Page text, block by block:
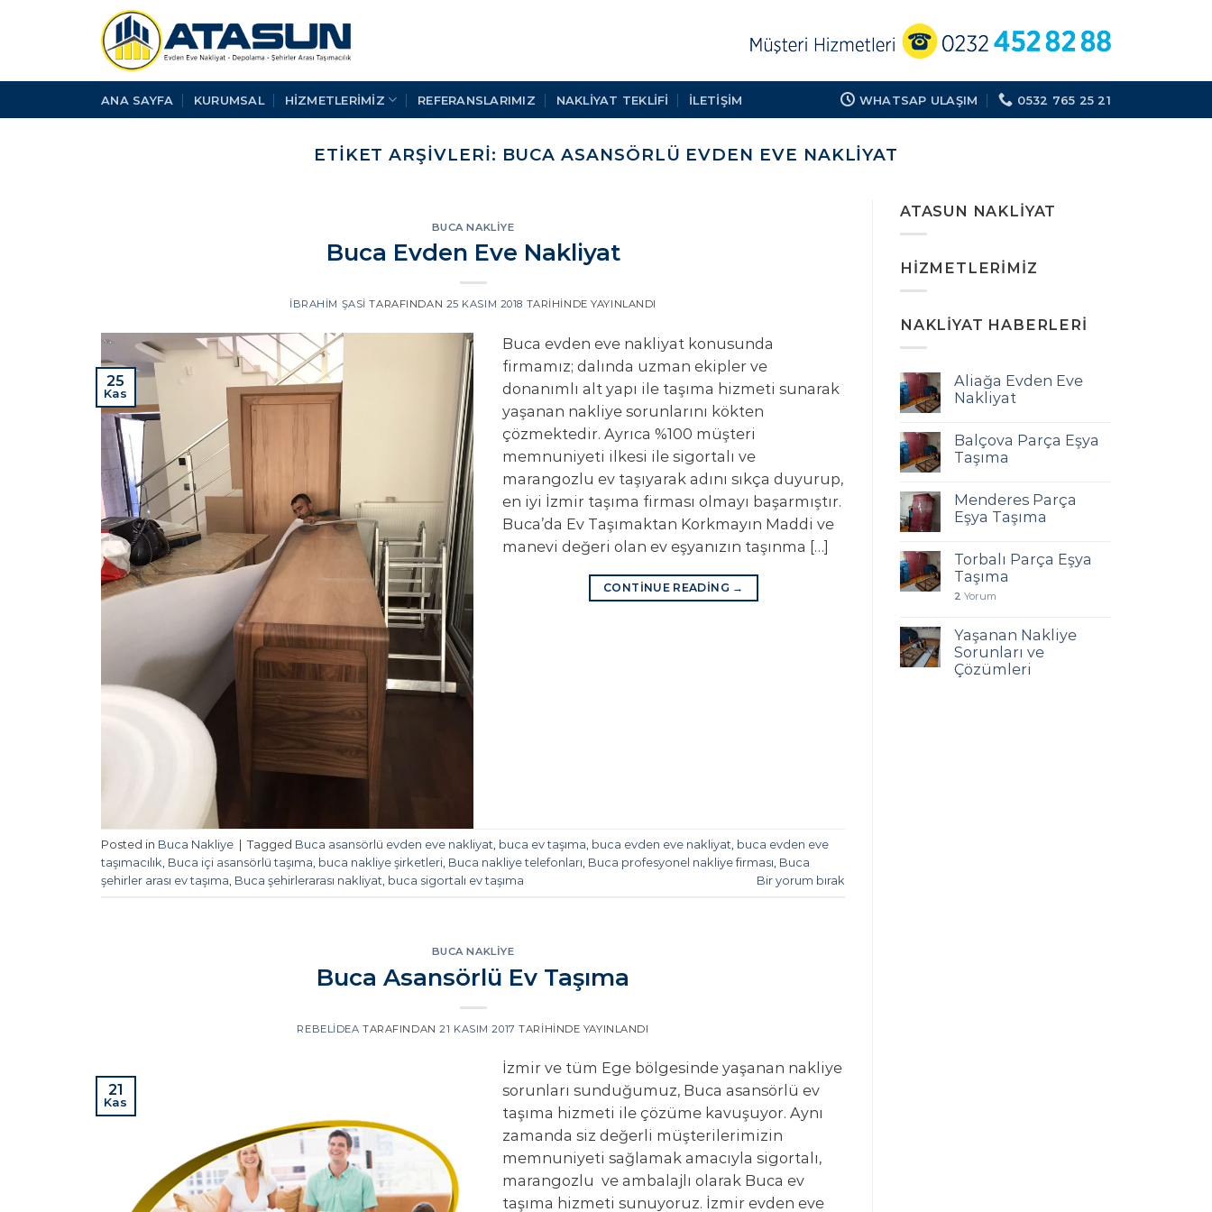
ANA SAYFA KURUMSAL HİZMETLERİMİZ REFERANSLARIMIZ NAKLIYAT TEKLIFI İLETİŞİM WHATSAP ULAŞIM 0532 765 25 21
ETIKET ARŞIVLERI: BUCA ASANSÖRLÜ EVDEN EVE NAKLIYAT
BUCA NAKLIYE
Buca Evden Eve Nakliyat
İBRAHIM ŞASI TARAFINDAN 25 KASIM 2018 TARIHINDE YAYINLANDI
25
Kas
Buca evden eve nakliyat konusunda
firmamız; dalında uzman ekipler ve
donanımlı alt yapı ile taşıma hizmeti sunarak
yaşanan nakliye sorunlarını kökten
çözmektedir. Ayrıca %100 müşteri
memnuniyeti ilkesi ile sigortalı ve
marangozlu ev taşıyarak adını sıkça duyurup,
en iyi İzmir taşıma firması olmayı başarmıştır.
Buca’da Ev Taşımaktan Korkmayın Maddi ve
manevi değeri olan ev eşyanızın taşınma […]
CONTINUE READING →
Posted in Buca Nakliye | Tagged Buca asansörlü evden eve nakliyat buca ev taşıma buca evden eve nakliyat buca evden eve
taşımacılık Buca içi asansörlü taşıma buca nakliye şirketleri Buca nakliye telefonları Buca profesyonel nakliye firması Buca
şehirler arası ev taşıma Buca şehirlerarası nakliyat buca sigortalı ev taşıma Bir yorum bırak
BUCA NAKLIYE
Buca Asansörlü Ev Taşıma
REBELIDEA TARAFINDAN 21 KASIM 2017 TARIHINDE YAYINLANDI
21
Kas
İzmir ve tüm Ege bölgesinde yaşanan nakliye
sorunları sunduğumuz, Buca asansörlü ev
taşıma hizmeti ile çözüme kavuşuyor. Aynı
zamanda siz değerli müşterilerimizin
memnuniyeti sağlamak amacıyla sigortalı,
marangozlu ve ambalajlı olarak Buca ev
taşıma hizmeti sunuyoruz. İzmir evden eve
ATASUN NAKLIYAT
HIZMETLERIMIZ
NAKLIYAT HABERLERI
Aliağa Evden Eve
Nakliyat
Balçova Parça Eşya
Taşıma
Menderes Parça
Eşya Taşıma
Torbalı Parça Eşya
Taşıma
2 Yorum
Yaşanan Nakliye
Sorunları ve
Çözümleri